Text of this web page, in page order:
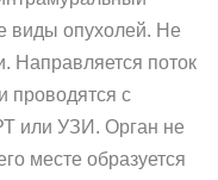
виды опухолей. Не
Направляется поток
проводятся с
или УЗИ. Орган не
месте образуется